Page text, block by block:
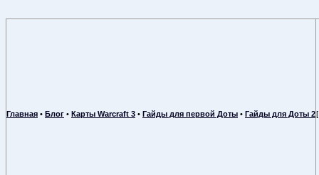
Главная • Блог • Карты Warcraft 3 • Гайды для первой Доты • Гайды для Доты 2